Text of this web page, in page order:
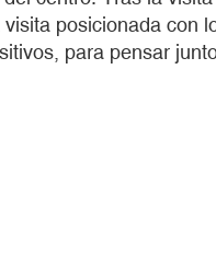
posicionada con
para pensar